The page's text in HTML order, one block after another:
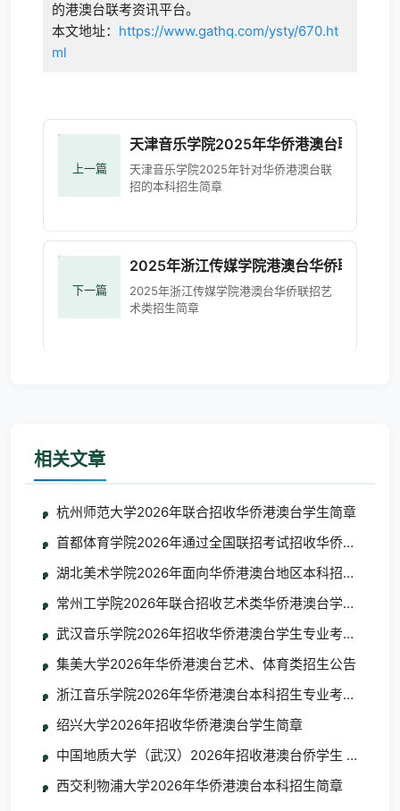
的港澳台联考资讯平台。
本文地址： https://www.gathq.com/ysty/670.ht
ml
上一篇
天津音乐学院2025年华侨港澳台联招招生
天津音乐学院2025年针对华侨港澳台联
招的本科招生简章
下一篇
2025年浙江传媒学院港澳台华侨联招艺术
2025年浙江传媒学院港澳台华侨联招艺
术类招生简章
相关文章
杭州师范大学2026年联合招收华侨港澳台学生简章
首都体育学院2026年通过全国联招考试招收华侨港澳台学
湖北美术学院2026年面向华侨港澳台地区本科招生考试
常州工学院2026年联合招收艺术类华侨港澳台学生简章
武汉音乐学院2026年招收华侨港澳台学生专业考试考生须
集美大学2026年华侨港澳台艺术、体育类招生公告
浙江音乐学院2026年华侨港澳台本科招生专业考试合格
绍兴大学2026年招收华侨港澳台学生简章
中国地质大学（武汉）2026年招收港澳台侨学生 艺术类
西交利物浦大学2026年华侨港澳台本科招生简章